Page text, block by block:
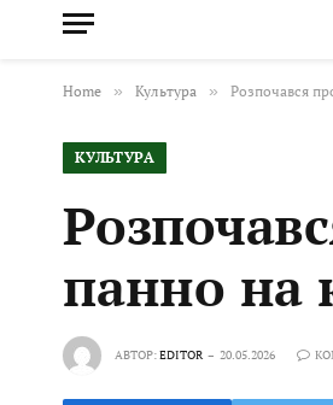
Home » Культура » Розпочався
КУЛЬТУРА
панно на
АВТОР:EDITOR 20.05.2026